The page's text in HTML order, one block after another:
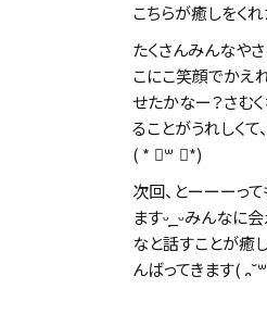
こちらが癒しをくれ
たくさんみんなや
こにこ笑顔でかえ
せたかなー？さむ
ることがうれしく
( * ॑꒳ ॑*)
次回、とーーーっ
ますᵕ̩̩_ᵕみんなに
なと話すことが癒
んばってきます(